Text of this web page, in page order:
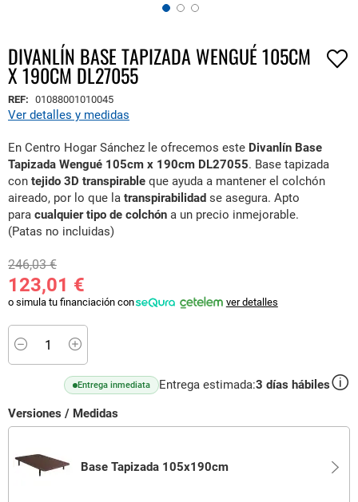
Saltar
al
comienzo
de
la
de
imágenes
DIVANLÍN BASE TAPIZADA WENGUÉ 105CM
X 190CM DL27055
Ver detalles y medidas
REF: 01088001010045
En Centro Hogar Sánchez le ofrecemos este Divanlín Base
Tapizada Wengué 105cm x 190cm DL27055. Base tapizada
con tejido 3D transpirable que ayuda a mantener el colchón
aireado, por lo que la transpirabilidad se asegura. Apto
para cualquier tipo de colchón a un precio inmejorable.
(Patas no incluidas)
123,01 €
246,03 €
o simula tu financiación con ver detalles
Versiones / Medidas
Base Tapizada 105x190cm
Entrega inmediata Entrega estimada:3 días hábiles
Minus